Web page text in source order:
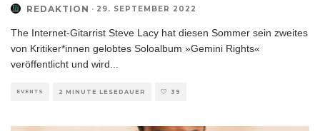
REDAKTION · 29. SEPTEMBER 2022
The Internet-Gitarrist Steve Lacy hat diesen Sommer sein zweites
von Kritiker*innen gelobtes Soloalbum »Gemini Rights«
veröffentlicht und wird
EVENTS 2 MINUTE LESEDAUER 39